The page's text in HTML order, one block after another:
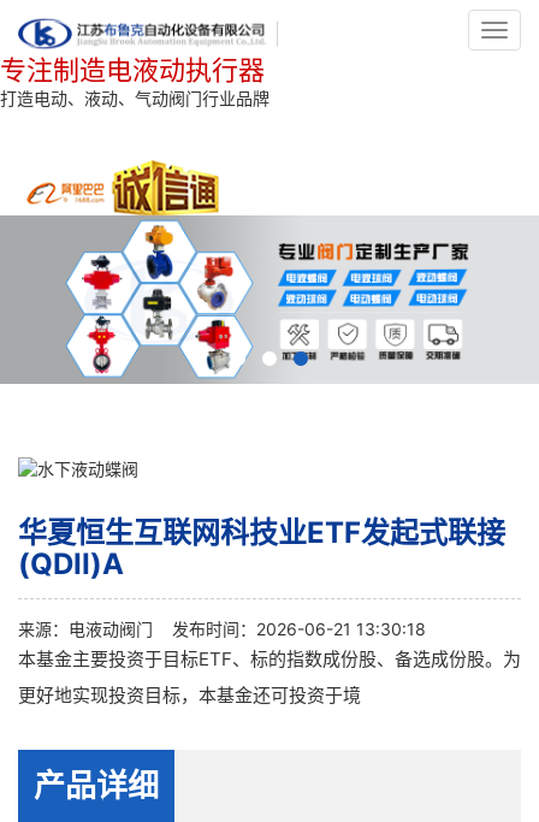
专注制造电液动执行器
打造电动、液动、气动阀门行业品牌
华夏恒生互联网科技业ETF发起式联接
(QDII)A
来源： 电液动阀门 发布时间：2026-06-21 13:30:18
本基金主要投资于目标ETF、标的指数成份股、备选成份股。为
更好地实现投资目标，本基金还可投资于境
产品详细